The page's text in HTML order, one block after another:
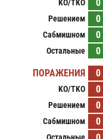
KO/TKO 0
Решением
0
Сабмишном
0
Остальные
0
ПОРАЖЕНИЯ 0
KO/TKO 0
Решением
0
Сабмишном
0